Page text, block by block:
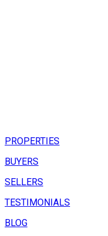
PROPERTIES
BUYERS
SELLERS
TESTIMONIALS
BLOG